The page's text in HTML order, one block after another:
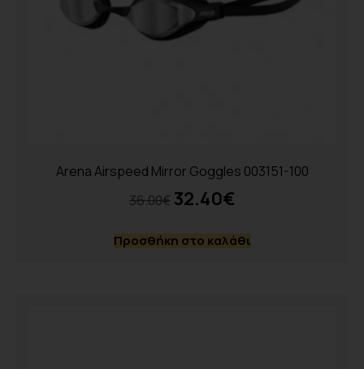
Arena Airspeed Mirror Goggles 003151-100
36.00€ 32.40€
Προσθήκη στο καλάθι